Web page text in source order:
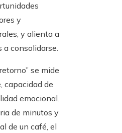
y
y alienta a
consolidarse.
se mide
capacidad de
emocional.
de minutos y
de un café, el